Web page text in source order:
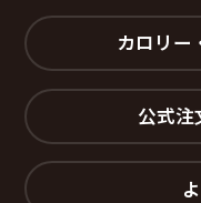
カロリー
公式注